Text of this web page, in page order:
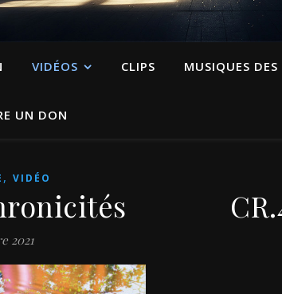
VIDÉOS CLIPS MUSIQUES
UN DON
,VIDÉO
2021